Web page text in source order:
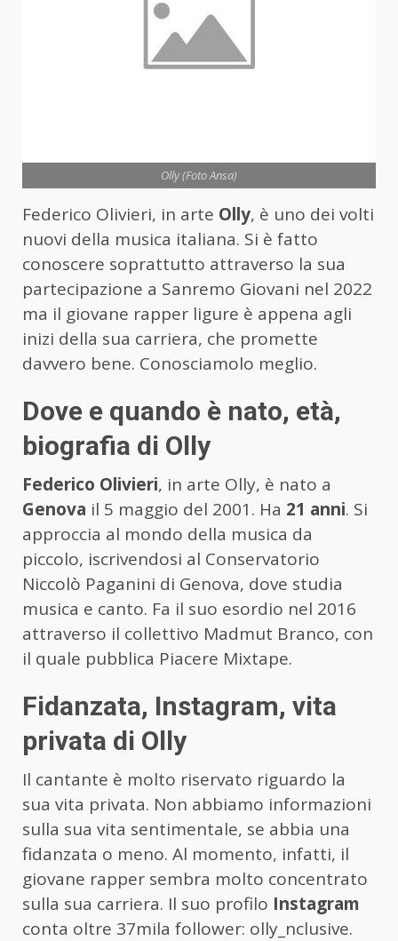
Olly (Foto Ansa)
Federico Olivieri, in arte Olly, è uno dei volti
nuovi della musica italiana. Si è fatto
conoscere soprattutto attraverso la sua
partecipazione a Sanremo Giovani nel 2022
ma il giovane rapper ligure è appena agli
inizi della sua carriera, che promette
davvero bene. Conosciamolo meglio.
Dove e quando è nato, età,
biografia di Olly
Federico Olivieri, in arte Olly, è nato a
Genova il 5 maggio del 2001. Ha 21 anni. Si
approccia al mondo della musica da
piccolo, iscrivendosi al Conservatorio
Niccolò Paganini di Genova, dove studia
musica e canto. Fa il suo esordio nel 2016
attraverso il collettivo Madmut Branco, con
il quale pubblica Piacere Mixtape.
Fidanzata, Instagram, vita
privata di Olly
Il cantante è molto riservato riguardo la
sua vita privata. Non abbiamo informazioni
sulla sua vita sentimentale, se abbia una
fidanzata o meno. Al momento, infatti, il
giovane rapper sembra molto concentrato
sulla sua carriera. Il suo profilo Instagram
conta oltre 37mila follower: olly_nclusive.